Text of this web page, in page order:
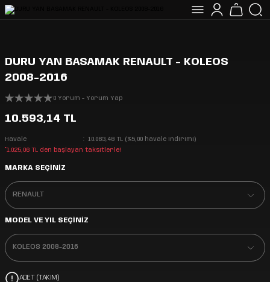
DURU YAN BASAMAK RENAULT - KOLEOS
2008-2016
0 Yorum - Yorum Yap
10.593,14 TL
Havale
10.063,48 TL (%5,00 havale indirimi)
*1.025,06 TL den başlayan taksitlerle!
MARKA SEÇİNİZ
MODEL VE YIL SEÇİNİZ
ADET (TAKIM)